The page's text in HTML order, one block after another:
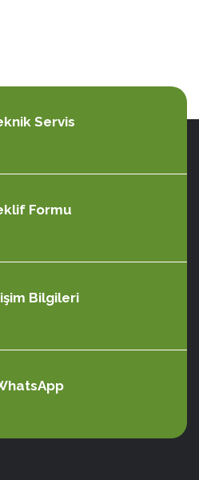
Servis
Formu
Bilgileri